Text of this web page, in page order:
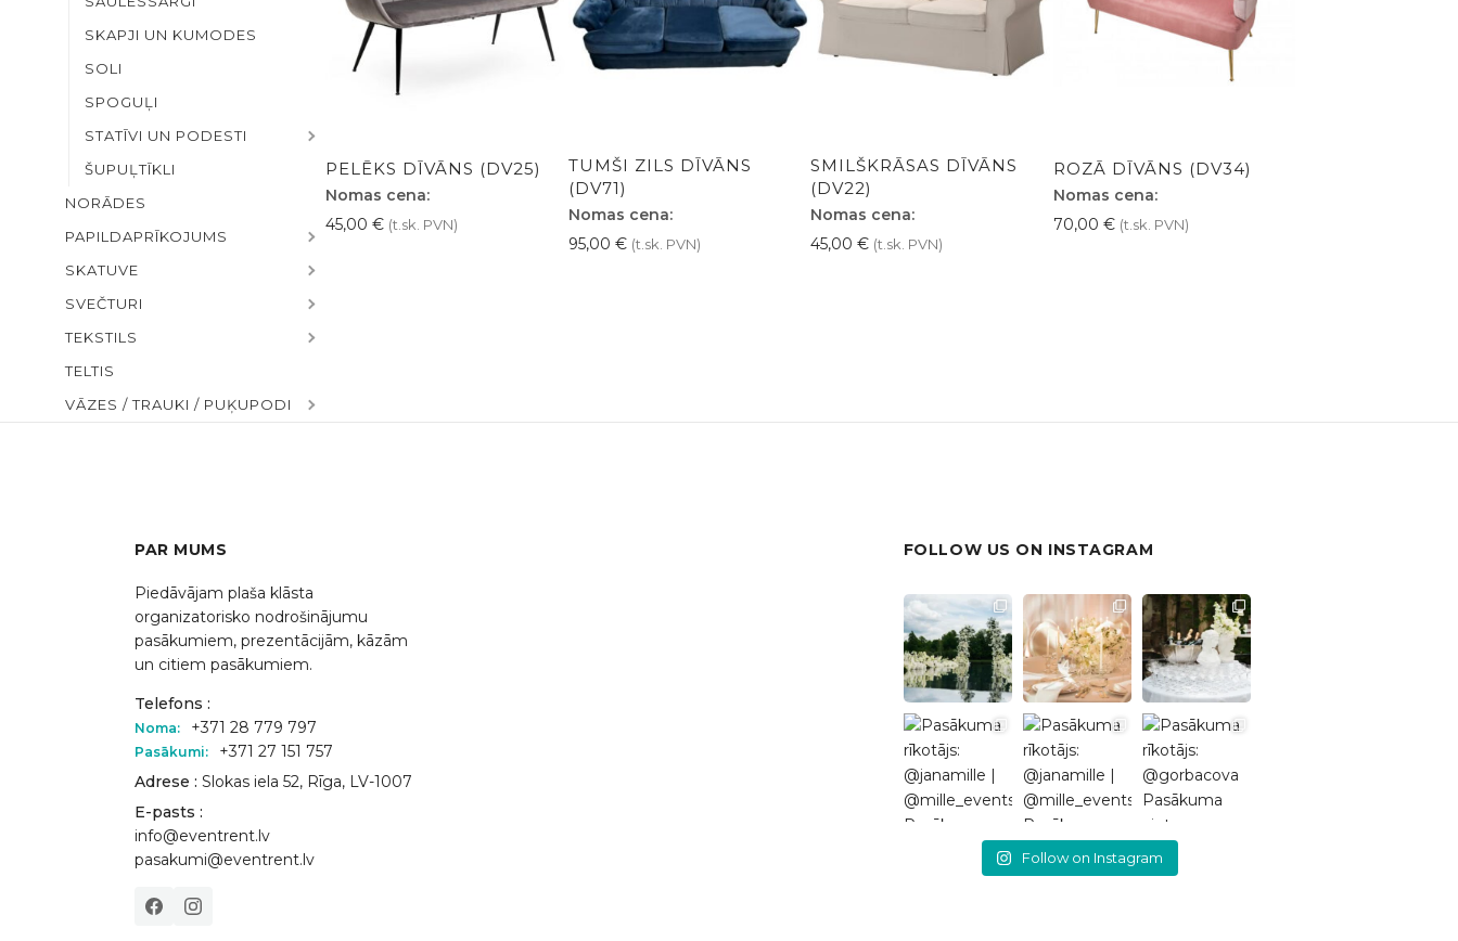
SKAPJI UN KUMODES
SOLI
SPOGUĻI
STATĪVI UN PODESTI
ŠUPUĻTĪKLI
NORĀDES
PAPILDAPRĪKOJUMS
SKATUVE
SVEČTURI
TEKSTILS
TELTIS
VĀZES / TRAUKI / PUĶUPODI
PELĒKS DĪVĀNS (DV25)
Nomas cena:
45,00 € (t.sk. PVN)
TUMŠI ZILS DĪVĀNS
(DV71)
Nomas cena:
95,00 € (t.sk. PVN)
SMILŠKRĀSAS DĪVĀNS
(DV22)
Nomas cena:
45,00 € (t.sk. PVN)
ROZĀ DĪVĀNS (DV34)
Nomas cena:
70,00 € (t.sk. PVN)
PAR MUMS
Piedāvājam plaša klāsta
organizatorisko nodrošinājumu
pasākumiem, prezentācijām, kāzām
un citiem pasākumiem.
Telefons :
Noma: +371 28 779 797
Pasākumi:
+371 27 151 757
Adrese : Slokas iela 52, Rīga, LV-1007
E-pasts :
info@eventrent.lv
pasakumi@eventrent.lv
FOLLOW US ON INSTAGRAM
Follow on Instagram